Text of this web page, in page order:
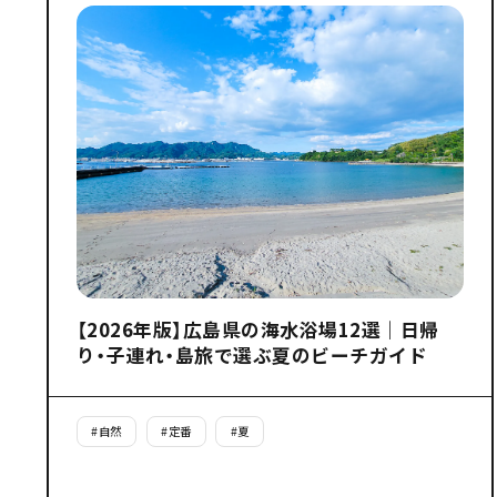
【2026年版】広島県の海水浴場12選｜日帰
り・子連れ・島旅で選ぶ夏のビーチガイド
#自然 #定番 #夏